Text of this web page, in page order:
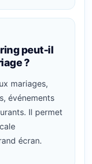
peut-il
?
mariages,
événements
Il permet
écran.